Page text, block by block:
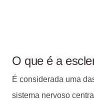
O que é a
É considerada uma
sistema nervoso